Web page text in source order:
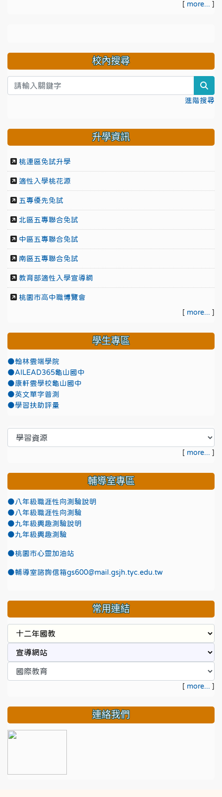
[ more... ]
校內搜尋
進階搜尋
升學資訊
桃連區免試升學
適性入學桃花源
五專優先免試
北區五專聯合免試
中區五專聯合免試
南區五專聯合免試
教育部適性入學宣導網
桃園市高中職博覽會
[ more... ]
學生專區
●翰林雲端學院
●AILEAD365龜山國中
●康軒雲學校龜山國中
●英文單字普測
●學習扶助評量
[ more... ]
輔導室專區
●八年級職涯性向測驗說明
●八年級職涯性向測驗
●九年級興趣測驗說明
●九年級興趣測驗
●桃園市心靈加油站
●輔導室諮詢信箱gs600@mail.gsjh.tyc.edu.tw
常用連結
[ more... ]
連絡我們